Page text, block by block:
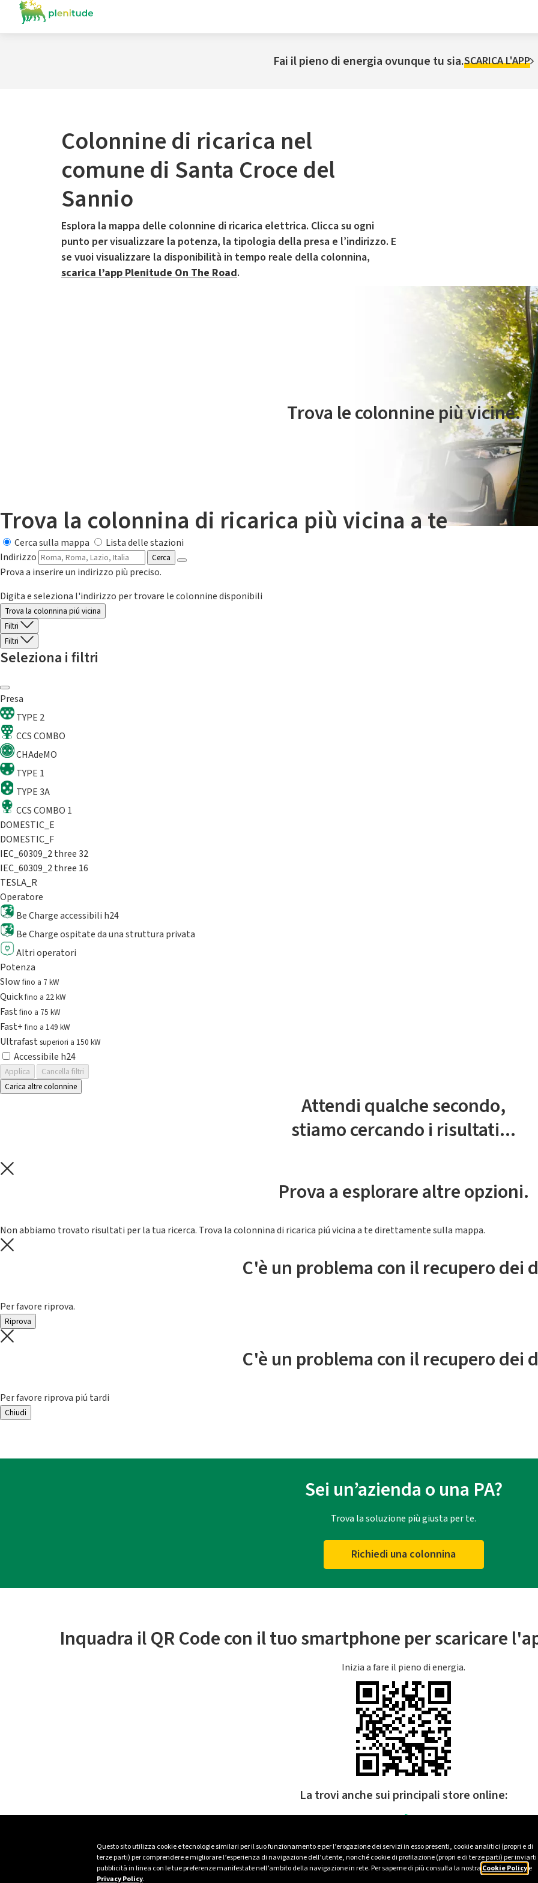
Questo sito utilizza cookie e tecnologie similari per il suo funzionamento e per l’erogazione dei servizi in esso presenti, cookie analitici (propri e di
terze parti) per comprendere e migliorare l’esperienza di navigazione dell’utente, nonché cookie di profilazione (propri e di terze parti) per inviarti
pubblicità in linea con le tue preferenze manifestate nell’ambito della navigazione in rete. Per saperne di più consulta la nostra Cookie Policye
Privacy Policy.
Fai il pieno di energia ovunque tu sia.SCARICA L'APP
Colonnine di ricarica nel
comune di Santa Croce del
Sannio
Esplora la mappa delle colonnine di ricarica elettrica. Clicca su ogni
punto per visualizzare la potenza, la tipologia della presa e l’indirizzo. E
se vuoi visualizzare la disponibilità in tempo reale della colonnina,
scarica l’app Plenitude On The Road.
Il servizio di mobilità elettrica è gestito da Plenitude On The Road
Trova le colonnine più vicine.
Trova la colonnina di ricarica più vicina a te
Cerca sulla mappa
Lista delle stazioni
Indirizzo
Cerca
Prova a inserire un indirizzo più preciso.
Digita e seleziona l'indirizzo per trovare le colonnine disponibili
Trova la colonnina piú vicina
Filtri
Filtri
Seleziona i filtri
Presa
TYPE 2
CCS COMBO
CHAdeMO
TYPE 1
TYPE 3A
CCS COMBO 1
DOMESTIC_E
DOMESTIC_F
IEC_60309_2 three 32
IEC_60309_2 three 16
TESLA_R
Operatore
Be Charge accessibili h24
Be Charge ospitate da una struttura privata
Altri operatori
Potenza
Slowfino a 7 kW
Quickfino a 22 kW
Fastfino a 75 kW
Fast+fino a 149 kW
Ultrafast superiori a 150 kW
Accessibile h24
Applica
Cancella filtri
Carica altre colonnine
Attendi qualche secondo,
stiamo cercando i risultati...
Prova a esplorare altre opzioni.
Non abbiamo trovato risultati per la tua ricerca. Trova la colonnina di ricarica piú vicina a te direttamente sulla mappa.
C'è un problema con il recupero dei
Per favore riprova.
Riprova
C'è un problema con il recupero dei
Per favore riprova piú tardi
Chiudi
Sei un’azienda o una PA?
Trova la soluzione più giusta per te.
Richiedi una colonnina
Inquadra il QR Code con il tuo smartphone per scaricare
Inizia a fare il pieno di energia.
La trovi anche sui principali store online: